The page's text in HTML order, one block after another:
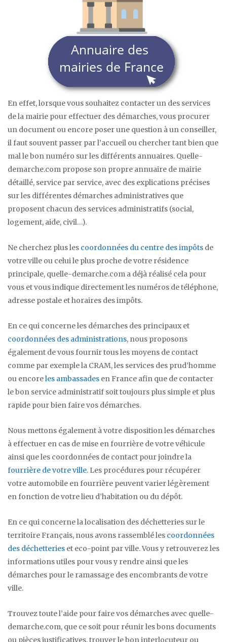
En effet, lorsque vous souhaitez contacter un des services
de la mairie pour effectuer des démarches, vous procurer
un document ou encore poser une question à un conseiller,
il faut souvent passer par l’accueil ou chercher tant bien que
mal le bon numéro sur les différents annuaires. Quelle-
demarche.com propose son propre annuaire de mairie
détaillé, service par service, avec des explications précises
sur les différentes démarches administratives que
proposent chacun des services administratifs (social,
logement, aide, civil…).
Ne cherchez plus les coordonnées du centre des impôts de
votre ville ou celui le plus proche de votre résidence
principale, quelle-demarche.com a déjà réalisé cela pour
vous et vous indique directement les numéros de téléphone,
adresse postale et horaires des impôts.
En ce qui concerne les démarches des principaux et
coordonnées des administrations, nous proposons
également de vous fournir tous les moyens de contact
comme par exemple la CRAM, les services des prud’homme
ou encoreles ambassades en France afin que de contacter
le bon service administratif soit toujours plus simple et plus
rapide pour bien faire vos démarches.
Nous mettons également à votre disposition les démarches
à effectuer en cas de mise en fourrière de votre véhicule
ainsi que les coordonnées de contact pour joindre la
fourrière de votre ville. Les procédures pour récupérer
votre automobile en fourrière peuvent varier légèrement
en fonction de votre lieu d’habitation ou du dépôt.
En ce qui concerne la localisation des déchetteries sur le
territoire Français, nous avons rassemblé les coordonnées
des déchetteries et eco-point par ville. Vous y retrouverez les
informations utiles pour vous y rendre ainsi que les
démarches pour le ramassage des encombrants de votre
ville.
Trouvez toute l’aide pour faire vos démarches avec quelle-
demarche.com, que ce soit pour réunir les bons documents
ou pièces justificatives, trouver le bon interlocuteur ou